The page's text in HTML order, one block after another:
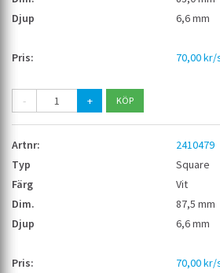
6,6 mm
70,00
- +
2410479
Square
Vit
87,5 mm
6,6 mm
70,00